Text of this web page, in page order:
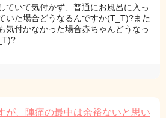
ていて気付かず、普通にお風呂に入っ
いた場合どうなるんですか(T_T)?また
気付かなかった場合赤ちゃんどうなっ
が、陣痛の最中は余裕ないと思い